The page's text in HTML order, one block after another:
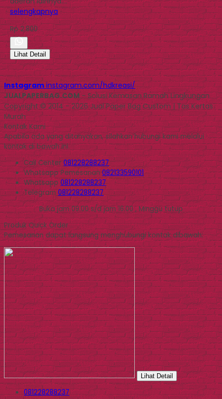
selengkapnya
Rp 2.800
Lihat Detail
Instagram instagram.com/hdkreasi/
JUALPAPERBAG.COM- Solusi Kemasan Ramah Lingkungan
Copyright © 2014 - 2026 Jual Paper Bag Custom | Tas Kertas
Murah
Kontak Kami
Apabila ada yang ditanyakan, silahkan hubungi kami melalui
kontak di bawah ini.
Call Center081228288237
WhatsappPemesanan 082133590101
Whatsapp081228288237
Telegram081228288237
Buka jam 09.00 s/d jam 16.00 , Minggu tutup
Produk Quick Order
Pemesanan dapat langsung menghubungi kontak dibawah:
Lihat Detail
081228288237